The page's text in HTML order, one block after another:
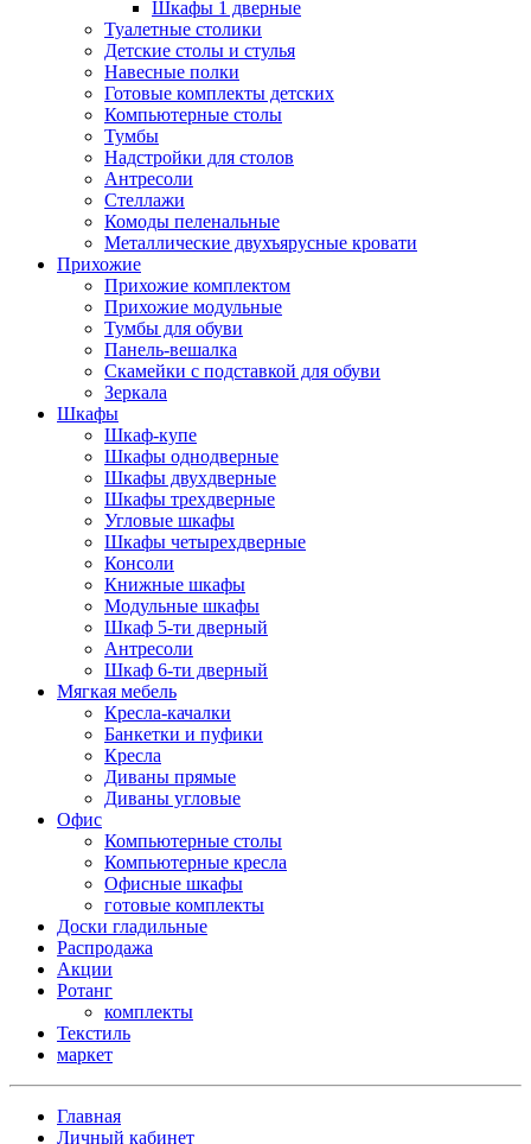
Шкафы 1 дверные
Туалетные столики
Детские столы и стулья
Навесные полки
Готовые комплекты детских
Компьютерные столы
Тумбы
Надстройки для столов
Антресоли
Стеллажи
Комоды пеленальные
Металлические двухъярусные кровати
Прихожие
Прихожие комплектом
Прихожие модульные
Тумбы для обуви
Панель-вешалка
Скамейки с подставкой для обуви
Зеркала
Шкафы
Шкаф-купе
Шкафы однодверные
Шкафы двухдверные
Шкафы трехдверные
Угловые шкафы
Шкафы четырехдверные
Консоли
Книжные шкафы
Модульные шкафы
Шкаф 5-ти дверный
Антресоли
Шкаф 6-ти дверный
Мягкая мебель
Кресла-качалки
Банкетки и пуфики
Кресла
Диваны прямые
Диваны угловые
Офис
Компьютерные столы
Компьютерные кресла
Офисные шкафы
готовые комплекты
Доски гладильные
Распродажа
Акции
Ротанг
комплекты
Текстиль
маркет
Главная
Личный кабинет